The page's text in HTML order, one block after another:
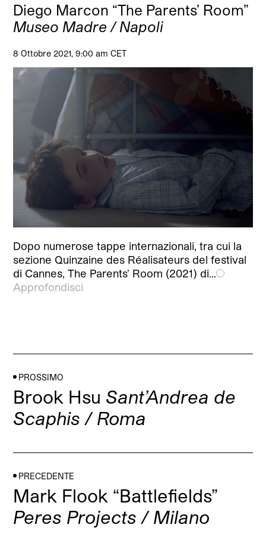
Diego Marcon “The Parents’ Room”
Museo Madre / Napoli
8 Ottobre 2021, 9:00 am CET
Dopo numerose tappe internazionali, tra cui la
sezione Quinzaine des Réalisateurs del festival
di Cannes, The Parents’ Room (2021) di…
Approfondisci
PROSSIMO
Brook Hsu Sant’Andrea de
Scaphis / Roma
PRECEDENTE
Mark Flook “Battlefields”
Peres Projects / Milano